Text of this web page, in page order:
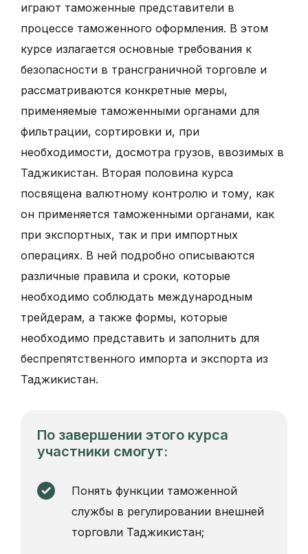
играют таможенные представители в
процессе таможенного оформления. В этом
курсе излагается основные требования к
безопасности в трансграничной торговле и
рассматриваются конкретные меры,
применяемые таможенными органами для
фильтрации, сортировки и, при
необходимости, досмотра грузов, ввозимых в
Таджикистан. Вторая половина курса
посвящена валютному контролю и тому, как
он применяется таможенными органами, как
при экспортных, так и при импортных
операциях. В ней подробно описываются
различные правила и сроки, которые
необходимо соблюдать международным
трейдерам, а также формы, которые
необходимо представить и заполнить для
беспрепятственного импорта и экспорта из
Таджикистан.
По завершении этого курса
участники смогут:
Понять функции таможенной
службы в регулировании внешней
торговли Таджикистан;